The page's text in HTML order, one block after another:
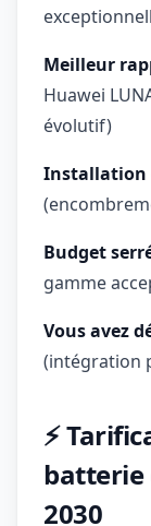
Meilleur
Huawei
évolutif)
Installation
Budget
gamme
Vous avez
(intégration
⚡
batterie
2030